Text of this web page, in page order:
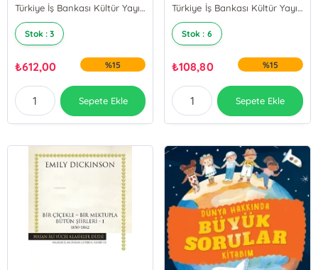
Türkiye İş Bankası Kültür Yayınları
Stok : 3
₺612,00 %15
Sepete Ekle
Türkiye İş Bankası Kültür Yayınları
Stok : 6
₺108,80 %15
Sepete Ekle